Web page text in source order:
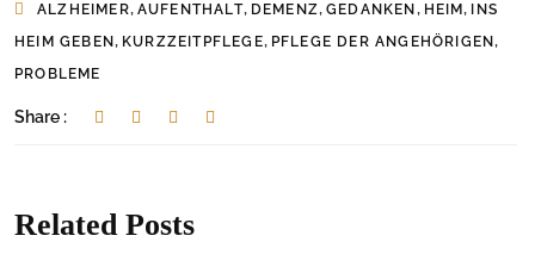
ALZHEIMER, AUFENTHALT, DEMENZ,GEDANKEN , HEIM,
INS
HEIM GEBEN , KURZZEITPFLEGE, PFLEGE DER ANGEHÖRIGEN,
PROBLEME
Share :
Related Posts